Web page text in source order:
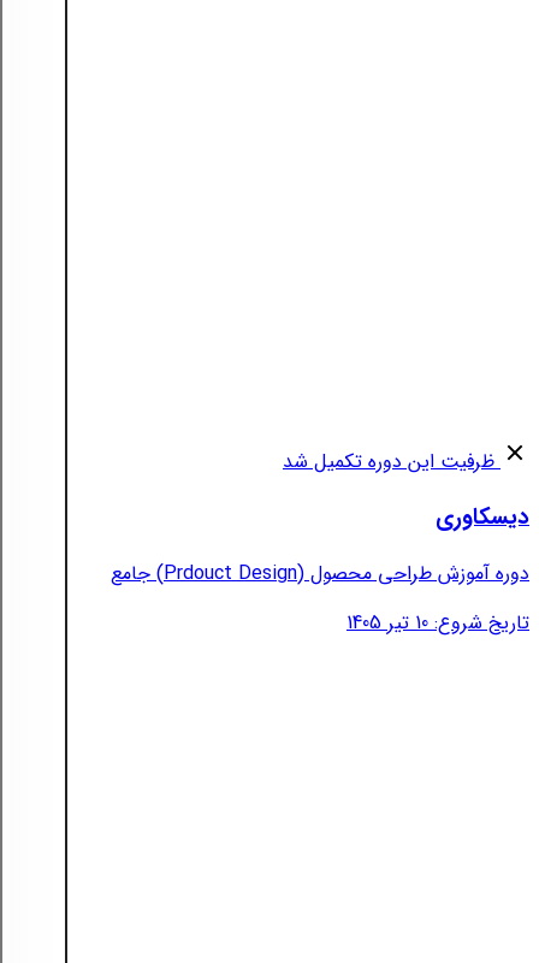
ظرفیت این دوره تکمیل شد
دیسکاوری
دوره آموزش طراحی محصول (Prdouct Design) جامع
تاریخ شروع: 10 تیر 1405